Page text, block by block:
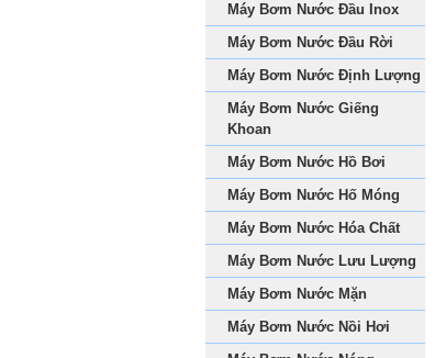
Máy Bơm Nước Đầu Inox
Máy Bơm Nước Đầu Rời
Máy Bơm Nước Định Lượng
Máy Bơm Nước Giếng
Khoan
Máy Bơm Nước Hồ Bơi
Máy Bơm Nước Hố Móng
Máy Bơm Nước Hóa Chất
Máy Bơm Nước Lưu Lượng
Máy Bơm Nước Mặn
Máy Bơm Nước Nồi Hơi